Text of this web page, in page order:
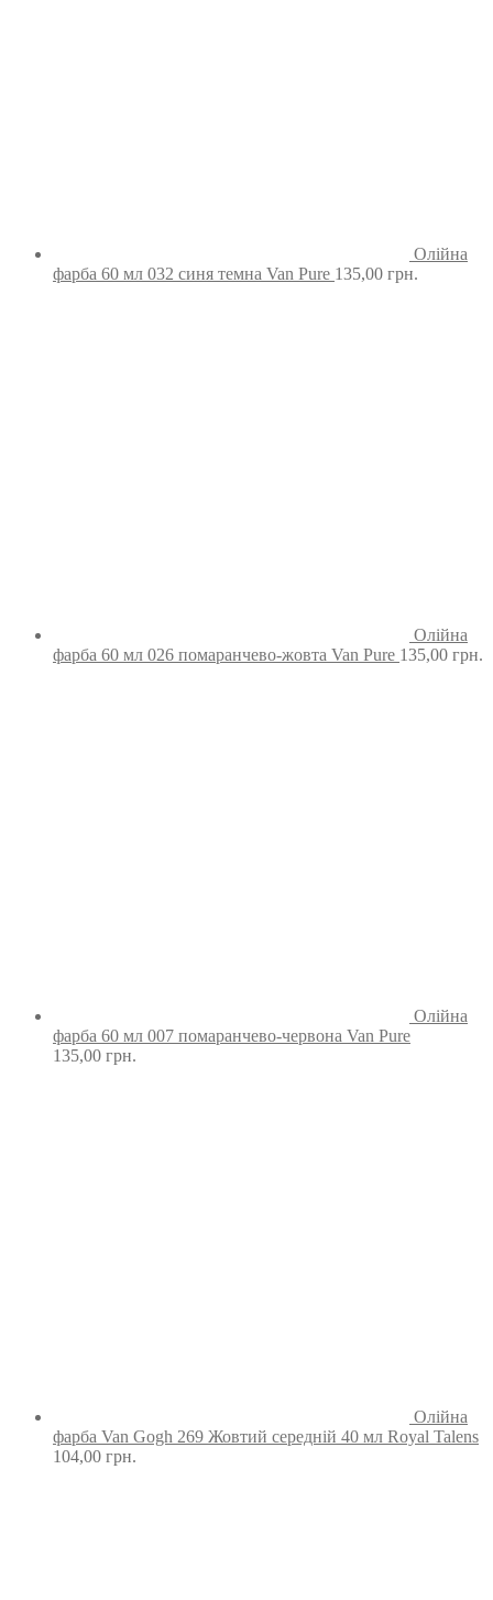
Олійна
фарба 60 мл 032 синя темна Van Pure 135,00 грн.
Олійна
фарба 60 мл 026 помаранчево-жовта Van Pure 135,00 грн.
Олійна
фарба 60 мл 007 помаранчево-червона Van Pure
135,00 грн.
Олійна
фарба Van Gogh 269 Жовтий середній 40 мл Royal Talens
104,00 грн.